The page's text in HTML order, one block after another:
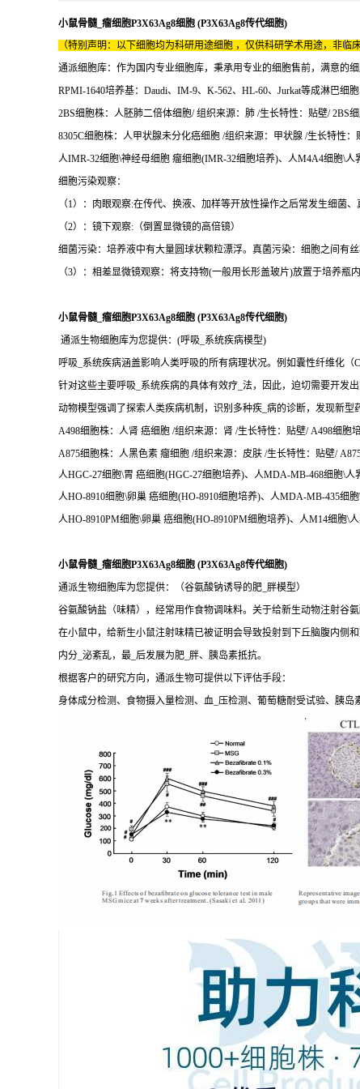
小鼠骨髓_瘤细胞P3X63Ag8细胞 (P3X63Ag8传代细胞)
（特别声明：以下细胞均为科研用途细胞 ，仅供科研学术用途，非临
通派细胞库：作为国内专业细胞库，秉承用专业的细胞售前，满意的
RPMI-1640培养基：Daudi、IM-9、K-562、HL-60、Jurkat等成淋巴细
2BS细胞株：人胚肺二倍体细胞/ 组织来源：肺 /生长特性：贴壁/ 2BS
8305C细胞株：人甲状腺未分化癌细胞 /组织来源：甲状腺 /生长特性：
人IMR-32细胞\神经母细胞 瘤细胞(IMR-32细胞培养)、人M4A4细胞\
细胞污染观察：
（1）：肉眼观察:在传代、换液、加样等开放性操作之后常发生细菌
（2）：镜下观察:（倒置显微镜的高倍镜）
细菌污染：培养液中有大量圆球状颗粒漂浮。真菌污染：细胞之间有
（3）：相差显微镜观察：将支持物(一般用长形盖玻片)放置于培养
小鼠骨髓_瘤细胞P3X63Ag8细胞 (P3X63Ag8传代细胞)
通派生物细胞库为您提供：(呼吸_系统疾病模型)
呼吸_系统疾病涵盖影响人类呼吸的所有病理状况。例如囊性纤维化
针对这些主要呼吸_系统疾病的具体有效疗_法，因此，迫切需要开发出
动物模型强调了探索人类疾病机制，识别多种疾_病的诊断，发现新
A498细胞株：人肾 癌细胞 /组织来源：肾 /生长特性：贴壁/ A498细胞
A875细胞株：人黑色素 瘤细胞 /组织来源：皮肤 /生长特性：贴壁/
人HGC-27细胞\胃 癌细胞(HGC-27细胞培养)、人MDA-MB-468细胞\
人HO-8910细胞\卵巢 癌细胞(HO-8910细胞培养)、人MDA-MB-435细
人HO-8910PM细胞\卵巢 癌细胞(HO-8910PM细胞培养)、人M14细胞\
小鼠骨髓_瘤细胞P3X63Ag8细胞 (P3X63Ag8传代细胞)
通派生物细胞库为您提供：（谷氨酸钠诱导的肥_胖模型）
谷氨酸钠盐（味精），经常用作食物调味料。关于给新生动物注射谷
在小鼠中，给新生小鼠注射味精已被证明会导致投射到下丘脑腹内侧
内分_泌紊乱，最_后发展为肥_胖、胰岛素抵抗。
根据客户的研究方向，通派生物可提供以下评估手段：
身体成分检测、食物摄入量检测、血_压检测、葡萄糖耐受试验、胰岛